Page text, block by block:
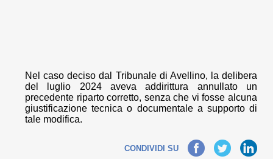
Nel caso deciso dal Tribunale di Avellino, la delibera
del luglio 2024 aveva addirittura annullato un
precedente riparto corretto, senza che vi fosse alcuna
giustificazione tecnica o documentale a supporto di
tale modifica.
CONDIVIDI SUFacebook TwitterLinkedIn